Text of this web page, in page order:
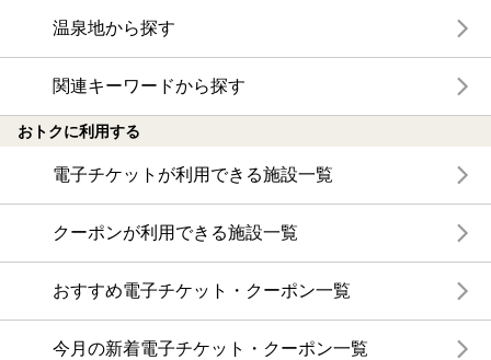
温泉地から探す
関連キーワードから探す
おトクに利用する
電子チケットが利用できる施設一覧
クーポンが利用できる施設一覧
おすすめ電子チケット・クーポン一覧
今月の新着電子チケット・クーポン一覧